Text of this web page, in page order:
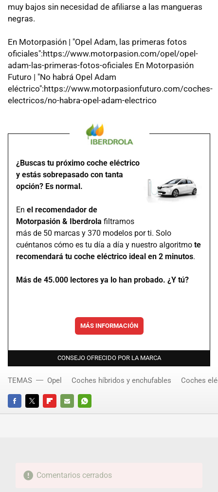
muy bajos sin necesidad de afiliarse a las mangueras
negras.
En Motorpasión | "Opel Adam, las primeras fotos
oficiales":https://www.motorpasion.com/opel/opel-
adam-las-primeras-fotos-oficiales En Motorpasión
Futuro | "No habrá Opel Adam
eléctrico":https://www.motorpasionfuturo.com/coches-
electricos/no-habra-opel-adam-electrico
¿Buscas tu próximo coche eléctrico
y estás sobrepasado con tanta
opción? Es normal.
En el recomendador de
Motorpasión & Iberdrola filtramos
más de 50 marcas y 370 modelos por ti. Solo
cuéntanos cómo es tu día a día y nuestro algoritmo te
recomendará tu coche eléctrico ideal en 2 minutos.
Más de 45.000 lectores ya lo han probado. ¿Y tú?
MÁS INFORMACIÓN
CONSEJO OFRECIDO POR LA MARCA
FACEBOOKTWITTERFLIPBOARD
E-
WHATSAPP
TEMAS Opel Coches híbridos y enchufables Coches
Comentarios cerrados